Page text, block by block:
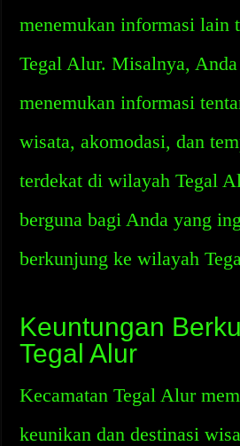
menemukan informasi lain
Tegal Alur. Misalnya, Anda
menemukan informasi
wisata, akomodasi, dan
terdekat di wilayah Tegal
berguna bagi Anda yang
berkunjung ke wilayah
Keuntungan
Tegal Alur
Kecamatan Tegal Alur
keunikan dan destinasi